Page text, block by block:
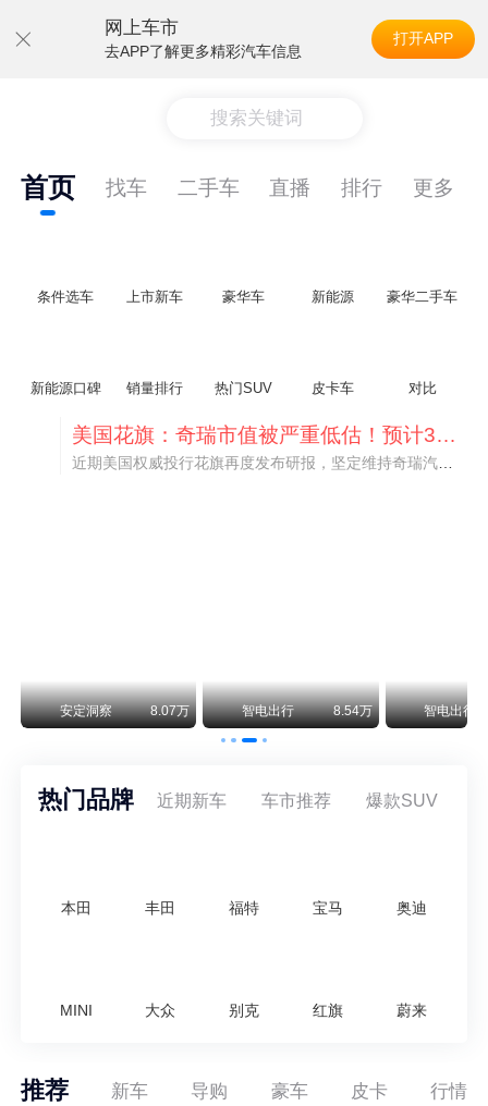
网上车市
去APP了解更多精彩汽车信息
打开APP
搜索关键词
首页 找车 二手车 直播 排行 更多
条件选车 上市新车 豪华车 新能源 豪华二手车
新能源口碑 销量排行 热门SUV 皮卡车 对比
美国花旗：奇瑞市值被严重低估！预计36港元/股
近期美国权威投行花旗再度发布研报，坚定维持奇瑞汽车（09973.HK）买入评级，将其合理目标价定格在36港元/股。对照公司最新25.46港元的二级市场现价，这一目标价意味着股价存在41.4%的可观上行空间，花旗直言，当前资本市场受短期市场情绪、国内车市价格战扰动，明显低估了奇瑞长期价值与全球化成长潜力。
安定洞察 8.07万 智电出行 8.54万 智电出行
热门品牌 近期新车 车市推荐 爆款SUV
本田 丰田 福特 宝马 奥迪
MINI 大众 别克 红旗 蔚来
推荐 新车 导购 豪车 皮卡 行情